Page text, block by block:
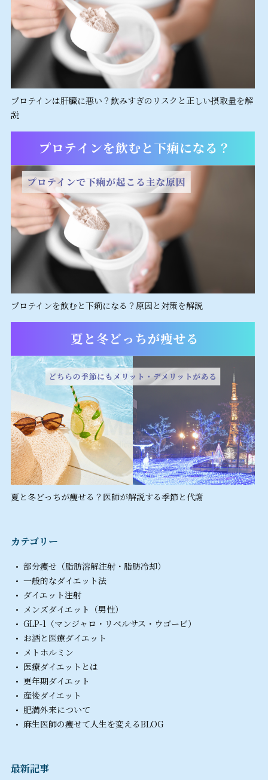
プロテインは肝臓に悪い？飲みすぎのリスクと正しい摂取量を解
説
プロテインを飲むと下痢になる？原因と対策を解説
夏と冬どっちが痩せる？医師が解説する季節と代謝
カテゴリー
部分痩せ（脂肪溶解注射・脂肪冷却）
一般的なダイエット法
ダイエット注射
メンズダイエット（男性）
GLP-1（マンジャロ・リベルサス・ウゴービ）
お酒と医療ダイエット
メトホルミン
医療ダイエットとは
更年期ダイエット
産後ダイエット
肥満外来について
麻生医師の痩せて人生を変えるBLOG
最新記事